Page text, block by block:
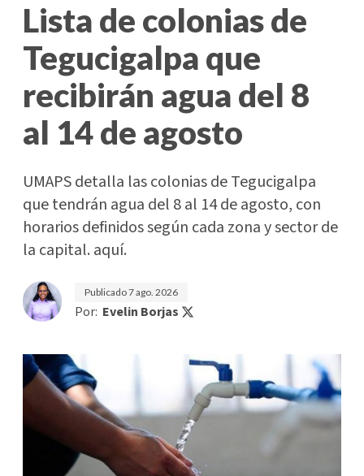
Lista de colonias de
Tegucigalpa que
recibirán agua del 8
al 14 de agosto
UMAPS detalla las colonias de Tegucigalpa
que tendrán agua del 8 al 14 de agosto, con
horarios definidos según cada zona y sector de
la capital. aquí.
Publicado7 ago. 2026
Por: Evelin Borjas